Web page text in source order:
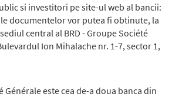
si investitori pe site-ul web al bancii:
documentelor vor putea fi obtinute, la
central al BRD - Groupe Société
Ion Mihalache nr. 1-7, sector 1,
Générale este cea de-a doua banca din